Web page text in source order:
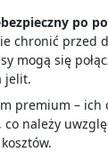
po
chronić przed
mogą się
jelit.
premium – ich
co należy